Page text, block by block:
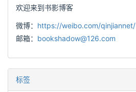
欢迎来到书影博客
微博： https://weibo.com/qinjiannet/
邮箱： bookshadow@126.com
标签